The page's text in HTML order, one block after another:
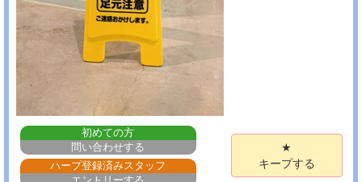
初めての方
問い合わせする
ハープ登録済みスタッフ
★
キープする